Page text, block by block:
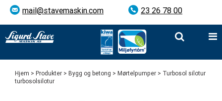
mail@stavemaskin.com 23 26 78 00
Hjem > Produkter > Bygg og betong > Mørtelpumper > Turbosol silotur
turbosolsilotur